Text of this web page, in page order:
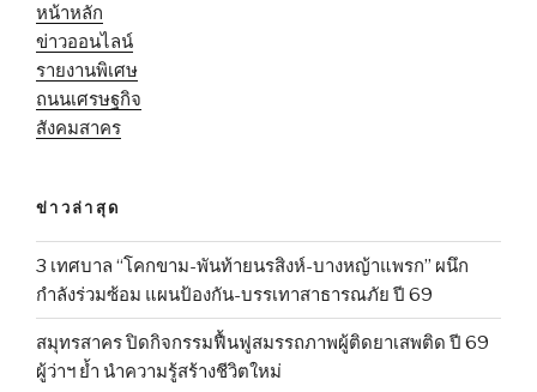
หน้าหลัก
ข่าวออนไลน์
รายงานพิเศษ
ถนนเศรษฐกิจ
สังคมสาคร
ข่าวล่าสุด
3 เทศบาล “โคกขาม-พันท้ายนรสิงห์-บางหญ้าแพรก” ผนึก
กำลังร่วมซ้อม แผนป้องกัน-บรรเทาสาธารณภัย ปี 69
สมุทรสาคร ปิดกิจกรรมฟื้นฟูสมรรถภาพผู้ติดยาเสพติด ปี 69
ผู้ว่าฯ ย้ำ นำความรู้สร้างชีวิตใหม่